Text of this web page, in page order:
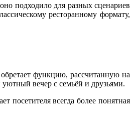
подходило для разных сценариев
ресторанному формату,
функцию, рассчитанную на
вечер с семьёй и друзьями.
посетителя всегда более понятная